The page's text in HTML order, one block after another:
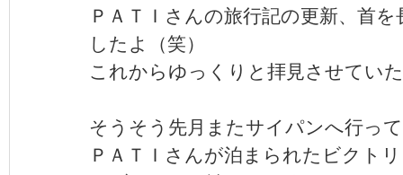
ＰＡＴＩさんの旅行記の更新、首
したよ（笑）
これからゆっくりと拝見させてい
そうそう先月またサイパンへ行っ
ＰＡＴＩさんが泊まられたビクト